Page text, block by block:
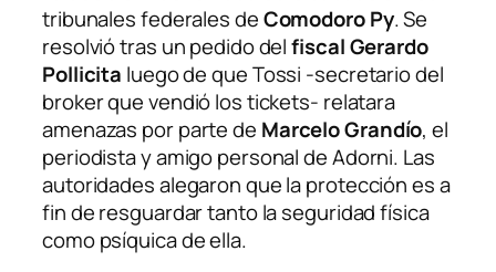
tribunales federales deComodoro Py. Se
resolvió tras un pedido delfiscal Gerardo
Pollicita luego de que Tossi -secretario del
broker que vendió los tickets- relatara
amenazas por parte de Marcelo Grandío, el
periodista y amigo personal de Adorni. Las
autoridades alegaron que la protección es a
fin de resguardar tanto la seguridad física
como psíquica de ella.